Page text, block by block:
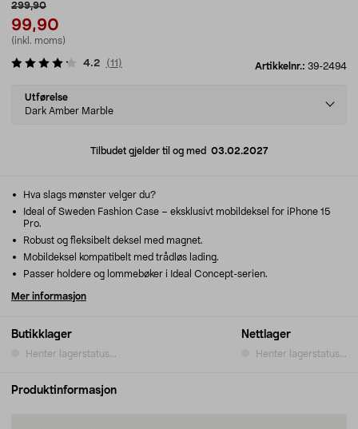
299,90
99,90
(inkl. moms)
Artikkelnr.: 39-2494
4.2 (11 )
Select
variant
Utførelse
Dark Amber Marble
Tilbudet gjelder til og med 03.02.2027
Butikklager
Henter lagerstatus...
Nettlager
Henter lagerstatus...
Hva slags mønster velger du?
Ideal of Sweden Fashion Case – eksklusivt mobildeksel for iPhone 15
Pro.
Robust og fleksibelt deksel med magnet.
Mobildeksel kompatibelt med trådløs lading.
Passer holdere og lommebøker i Ideal Concept-serien.
Mer informasjon
Produktinformasjon